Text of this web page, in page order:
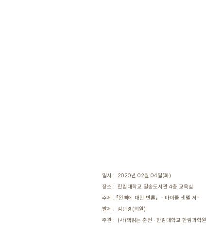
일시 : 2020년 02월 04일(화)
장소 : 한림대학교 일송도서관 4층 교육실
주제 : 『완벽에 대한 반론』 - 마이클 샌델 저-
발제 : 김민경(회원)
주관 : (사)책읽는 춘천 · 한림대학교 한림과학원